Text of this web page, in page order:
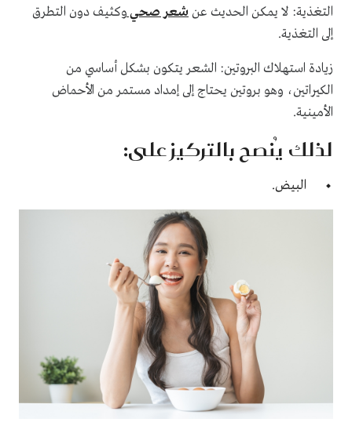
التغذية: لا يمكن الحديث عن شعر صحيوكثيف دون التطرق
إلى التغذية.
زيادة استهلاك البروتين: الشعر يتكون بشكل أساسي من
الكيراتين، وهو بروتين يحتاج إلى إمداد مستمر من الأحماض
الأمينية.
لذلك يُنصح بالتركيز على:
البيض.